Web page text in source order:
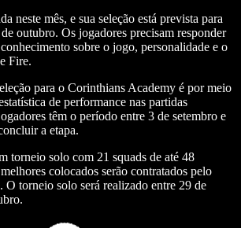
neste mês, e sua seleção está prevista para
outubro. Os jogadores precisam responder
sobre o jogo, personalidade e o
Fire.
para o Corinthians Academy é por meio
de performance nas partidas
têm o período entre 3 de setembro e
a etapa.
torneio solo com 21 squads de até 48
colocados serão contratados pelo
O torneio solo será realizado entre 29 de